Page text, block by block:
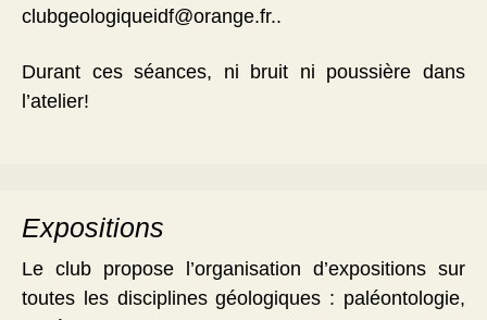
clubgeologiqueidf@orange.fr..
Durant ces séances, ni bruit ni poussière dans
l’atelier!
Expositions
Le club propose l’organisation d’expositions sur
toutes les disciplines géologiques : paléontologie,